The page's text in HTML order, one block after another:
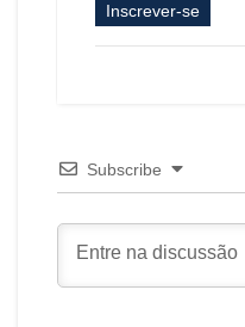
Inscrever-se
Subscribe